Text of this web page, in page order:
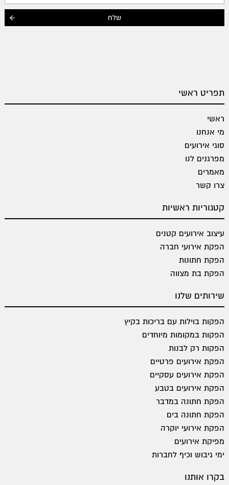
תפריט ראשי
ראשי
מי אנחנו
סוגי אירועים
מפרגנים לנו
מאמרים
צרו קשר
קטגוריות ראשיות
עיצוב אירועים קטנים
הפקת אירועי חברה
הפקת חתונות
הפקת בת מצווה
שירותים שלנו
הפקות בוילות עם בריכות בקיץ
הפקות במקומות מיוחדים
הפקות רק לבנות
הפקת אירועים פרטיים
הפקת אירועים עסקיים
הפקת אירועים בטבע
הפקת חתונה במדבר
הפקת חתונה בים
הפקת אירועי יוקרה
מפיקת אירועים
ימי גיבוש וכיף לחברות
בקרו אותנו